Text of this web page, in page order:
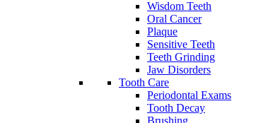
Wisdom Teeth
Oral Cancer
Plaque
Sensitive Teeth
Teeth Grinding
Jaw Disorders
Tooth Care
Periodontal Exams
Tooth Decay
Brushing